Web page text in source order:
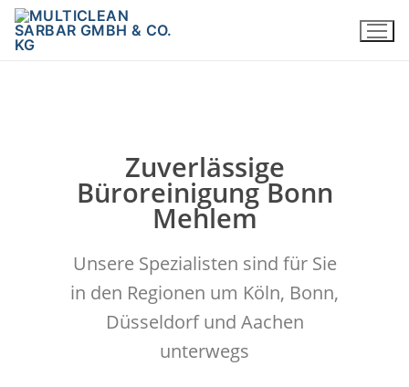
Zuverlässige
Büroreinigung Bonn
Mehlem
Unsere Spezialisten sind für Sie
in den Regionen um Köln, Bonn,
Düsseldorf und Aachen
unterwegs